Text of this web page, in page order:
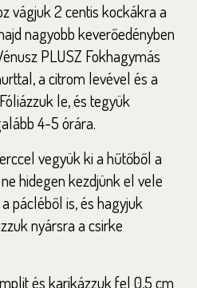
vágjuk 2 centis kockákra a
nagyobb keverőedényben
PLUSZ Fokhagymás
a citrom levével és a
le, és tegyük
4-5 órára.
vegyük ki a hűtőből a
hidegen kezdjünk el vele
pácléből is, és hagyjuk
nyársra a csirke
és karikázzuk fel 0,5 cm